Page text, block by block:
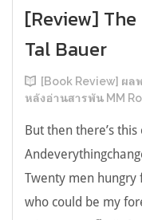
[Review]
Tal Bauer
[Book Review] ผล
หลังอ่านสารพัน MM
But then there’s
Twenty men
who could be my